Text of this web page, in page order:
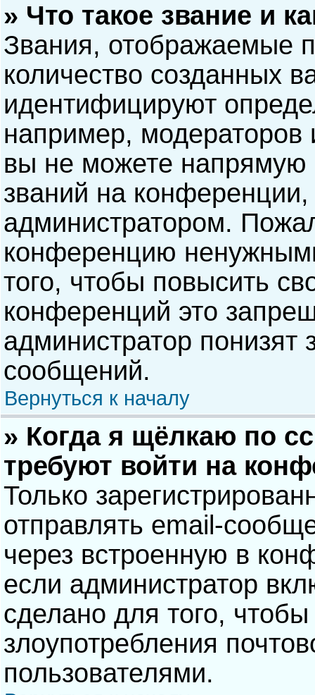
» Что такое звание и
Звания, отображаемые
количество созданных
идентифицируют
например,
вы не можете напрямую
званий на
администратором.
конференцию
того, чтобы повысить
конференций это
администратор понизят
сообщений.
Вернуться к началу
» Когда я щёлкаю по
требуют войти на
Только
отправлять email-
через встроенную в
если администратор
сделано для того, чтобы
злоупотребления
пользователями.